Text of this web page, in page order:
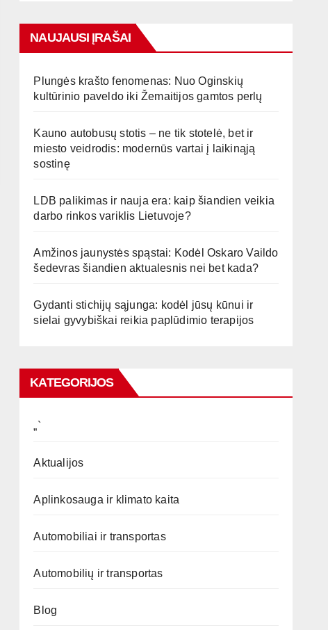
NAUJAUSI ĮRAŠAI
Plungės krašto fenomenas: Nuo Oginskių
kultūrinio paveldo iki Žemaitijos gamtos perlų
Kauno autobusų stotis – ne tik stotelė, bet ir
miesto veidrodis: modernūs vartai į laikinąją
sostinę
LDB palikimas ir nauja era: kaip šiandien veikia
darbo rinkos variklis Lietuvoje?
Amžinos jaunystės spąstai: Kodėl Oskaro Vaildo
šedevras šiandien aktualesnis nei bet kada?
Gydanti stichijų sąjunga: kodėl jūsų kūnui ir
sielai gyvybiškai reikia paplūdimio terapijos
KATEGORIJOS
„`
Aktualijos
Aplinkosauga ir klimato kaita
Automobiliai ir transportas
Automobilių ir transportas
Blog